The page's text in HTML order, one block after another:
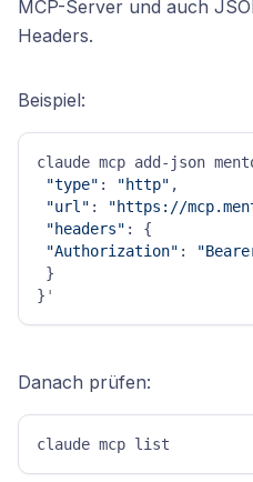
MCP-Server und auch
Headers.
Beispiel:
claude mcp add-json
"type" : "http" ,
"url" : "https://
"headers" : {
"Authorization" :
} '
Danach prüfen:
claude mcp list